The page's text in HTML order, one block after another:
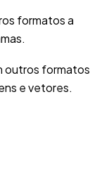
formatos a
outros formatos
e vetores.